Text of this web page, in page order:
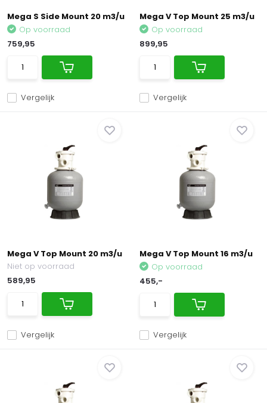
Mega S Side Mount 20 m3/u
Vergelijk
Op voorraad
759,95
Mega V Top Mount 25 m3/u
Vergelijk
Op voorraad
899,95
Mega V Top Mount 20 m3/u
Vergelijk
Niet op voorraad
589,95
Mega V Top Mount 16 m3/u
Vergelijk
Op voorraad
455,-